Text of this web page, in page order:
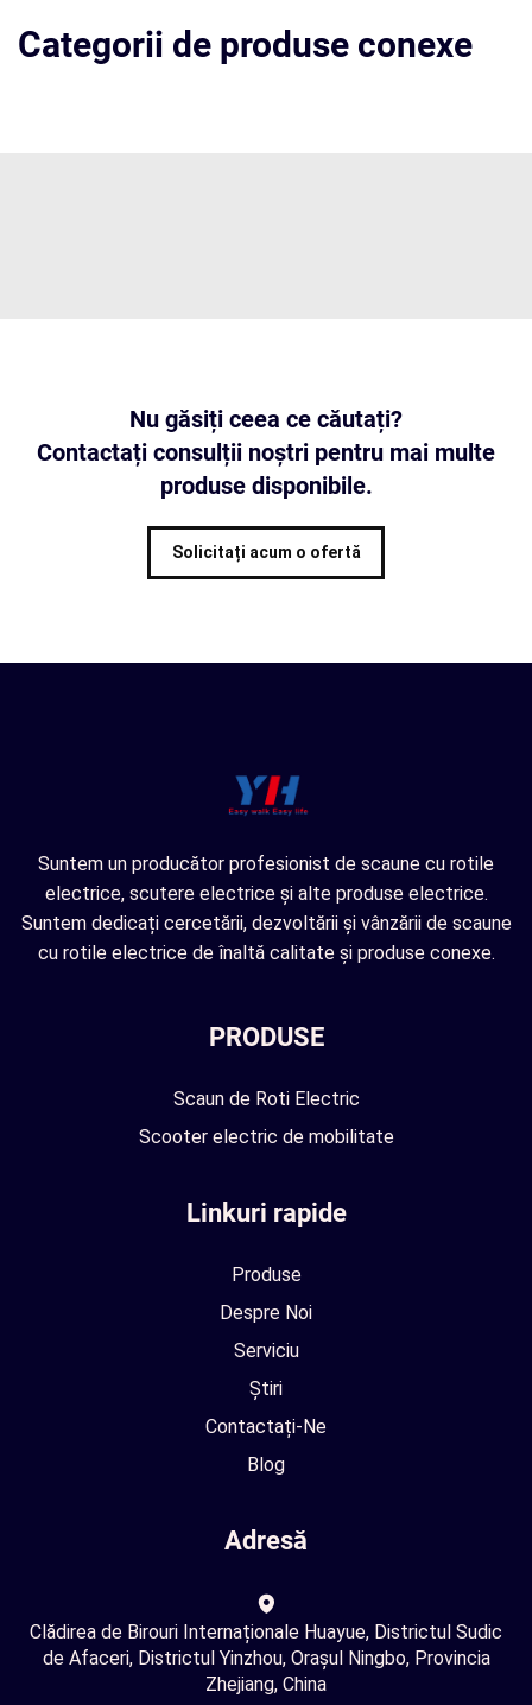
Categorii de produse conexe
Nu găsiți ceea ce căutați?
Contactați consulții noștri pentru mai multe
produse disponibile.
Solicitați acum o ofertă
Suntem un producător profesionist de scaune cu rotile
electrice, scutere electrice și alte produse electrice.
Suntem dedicați cercetării, dezvoltării și vânzării de scaune
cu rotile electrice de înaltă calitate și produse conexe.
PRODUSE
Scaun de Roti Electric
Scooter electric de mobilitate
Linkuri rapide
Produse
Despre Noi
Serviciu
Știri
Contactați-Ne
Blog
Adresă
Clădirea de Birouri Internaționale Huayue, Districtul Sudic
de Afaceri, Districtul Yinzhou, Orașul Ningbo, Provincia
Zhejiang, China